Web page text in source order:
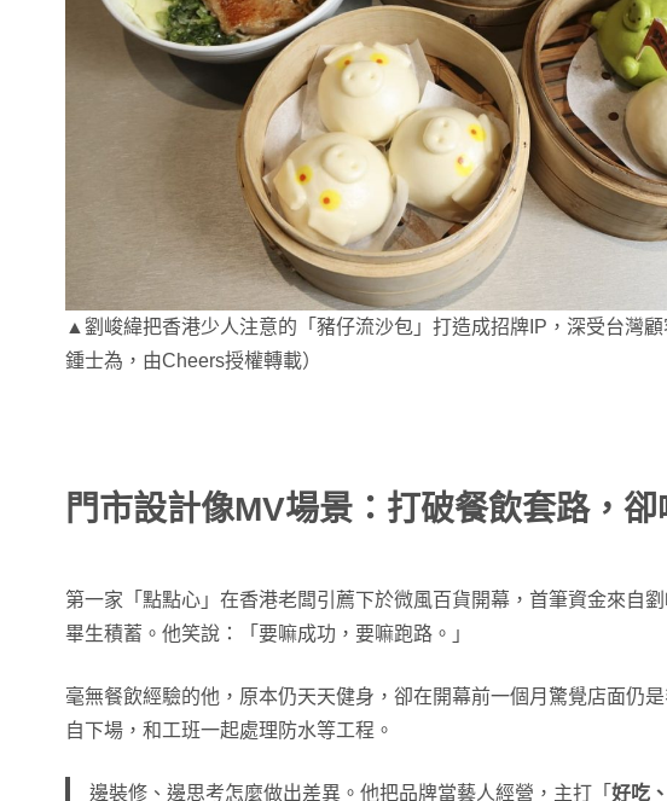
▲劉峻緯把香港少人注意的「豬仔流沙包」打造成招牌IP，深受台灣
鍾士為，由Cheers授權轉載）
門市設計像MV場景：打破餐飲套路，
第一家「點點心」在香港老闆引薦下於微風百貨開幕，首筆資金來自
畢生積蓄。他笑說：「要嘛成功，要嘛跑路。」
毫無餐飲經驗的他，原本仍天天健身，卻在開幕前一個月驚覺店面仍
自下場，和工班一起處理防水等工程。
邊裝修、邊思考怎麼做出差異。他把品牌當藝人經營，主打「 好吃